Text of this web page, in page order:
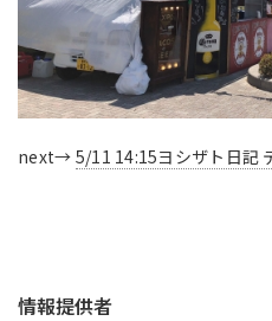
next→ 5/11 14:15ヨシザト日記
情報提供者